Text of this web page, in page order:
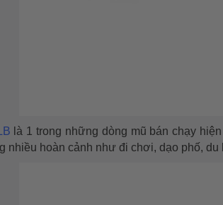
là 1 trong những dòng mũ bán chạy
nhiều hoàn cảnh như đi chơi, dạo phố, du